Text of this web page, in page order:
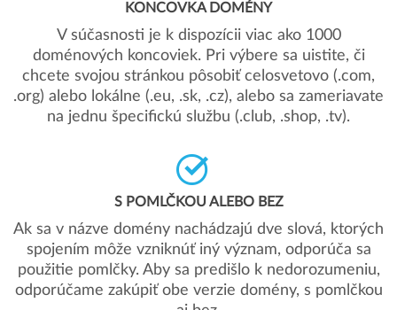
KONCOVKA DOMÉNY
V súčasnosti je k dispozícii viac ako 1000
doménových koncoviek. Pri výbere sa uistite, či
chcete svojou stránkou pôsobiť celosvetovo (.com,
.org) alebo lokálne (.eu, .sk, .cz), alebo sa zameriavate
na jednu špecifickú službu (.club, .shop, .tv).
S POMLČKOU ALEBO BEZ
Ak sa v názve domény nachádzajú dve slová, ktorých
spojením môže vzniknúť iný význam, odporúča sa
použitie pomlčky. Aby sa predišlo k nedorozumeniu,
odporúčame zakúpiť obe verzie domény, s pomlčkou